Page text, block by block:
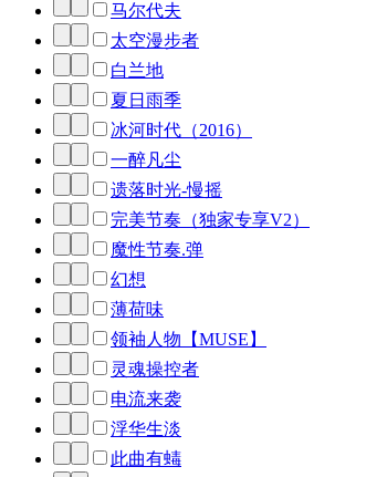
马尔代夫
太空漫步者
白兰地
夏日雨季
冰河时代（2016）
一醉凡尘
遗落时光-慢摇
完美节奏（独家专享V2）
魔性节奏.弹
幻想
薄荷味
领袖人物【MUSE】
灵魂操控者
电流来袭
浮华生淡
此曲有蝳